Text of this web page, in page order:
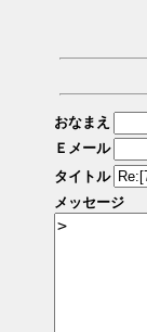
おなまえ
Ｅメール
タイトル
メッセージ